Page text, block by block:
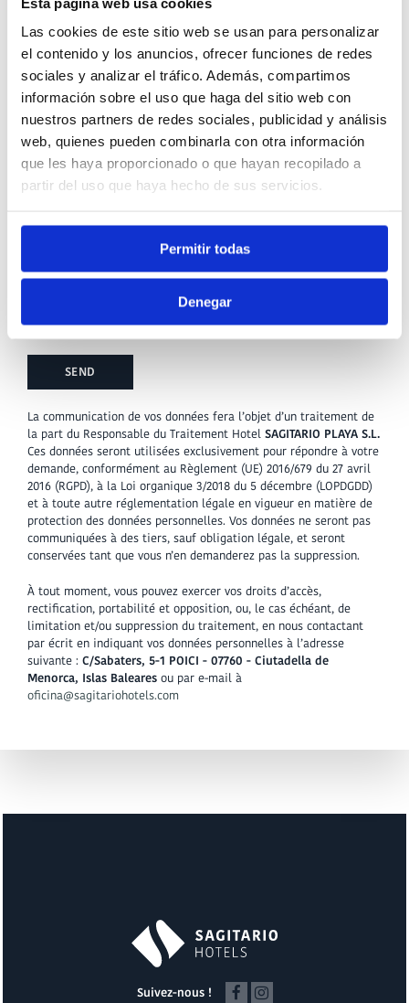
Las cookies de este sitio web se usan para personalizar
el contenido y los anuncios, ofrecer funciones de redes
sociales y analizar el tráfico. Además, compartimos
información sobre el uso que haga del sitio web con
nuestros partners de redes sociales, publicidad y análisis
web, quienes pueden combinarla con otra información
que les haya proporcionado o que hayan recopilado a
partir del uso que haya hecho de sus servicios.
Permitir todas
Denegar
Message
J’accepte lapolitique de confidentialité
J’accepte de recevoir des communications
commerciales
SEND
La communication de vos données fera l’objet d’un traitement de
la part du Responsable du Traitement Hotel SAGITARIO PLAYA S.L.
Ces données seront utilisées exclusivement pour répondre à votre
demande, conformément au Règlement (UE) 2016/679 du 27 avril
2016 (RGPD), à la Loi organique 3/2018 du 5 décembre (LOPDGDD)
et à toute autre réglementation légale en vigueur en matière de
protection des données personnelles. Vos données ne seront pas
communiquées à des tiers, sauf obligation légale, et seront
conservées tant que vous n’en demanderez pas la suppression.
À tout moment, vous pouvez exercer vos droits d’accès,
rectification, portabilité et opposition, ou, le cas échéant, de
limitation et/ou suppression du traitement, en nous contactant
par écrit en indiquant vos données personnelles à l’adresse
suivante : C/Sabaters, 5-1 POICI - 07760 - Ciutadella de
Menorca, Islas Baleares ou par e-mail à
oficina@sagitariohotels.com
Suivez-nous !